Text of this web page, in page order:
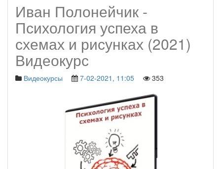
Иван Полонейчик -
Психология успеха в
схемах и рисунках (2021)
Видеокурс
Видеокурсы 7-02-2021, 11:05 353